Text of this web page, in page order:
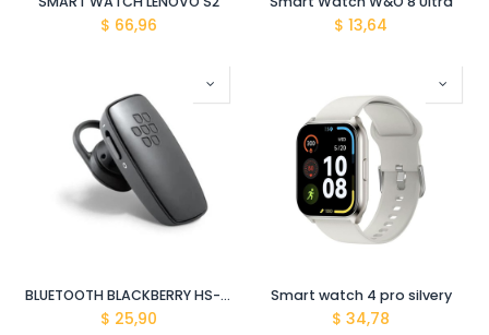
$ 66,96 $ 13,64
BLUETOOTH BLACKBERRY HS-250
$ 25,90
Smart watch 4 pro silvery
$ 34,78